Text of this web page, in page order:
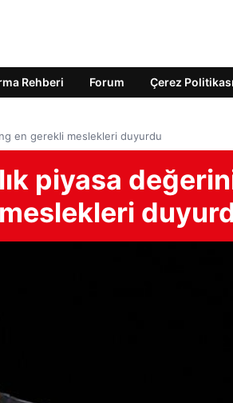
Rehberi Forum Çerez Politikası
en gerekli meslekleri duyurdu
piyasa